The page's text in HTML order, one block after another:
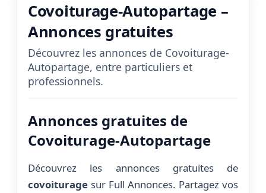
Covoiturage-Autopartage –
Annonces gratuites
Découvrez les annonces de Covoiturage-
Autopartage, entre particuliers et
professionnels.
Annonces gratuites de
Covoiturage-Autopartage
Découvrez les annonces gratuites de
covoiturage sur Full Annonces. Partagez vos